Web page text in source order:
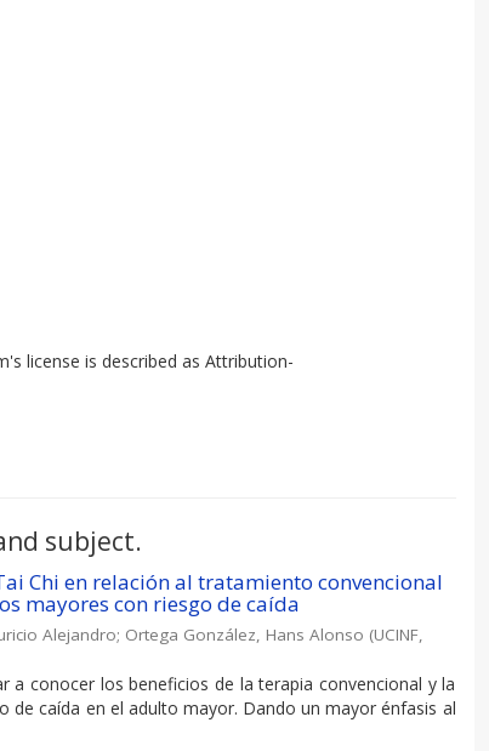
license is described as Attribution-
subject.
Chi en relación al tratamiento convencional
mayores con riesgo de caída
Alejandro; Ortega González, Hans Alonso (UCINF,
conocer los beneficios de la terapia convencional y la
de caída en el adulto mayor. Dando un mayor énfasis al